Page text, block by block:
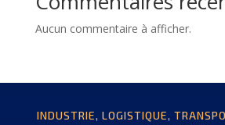
Aucun commentaire à afficher.
INDUSTRIE, LOGISTIQUE,